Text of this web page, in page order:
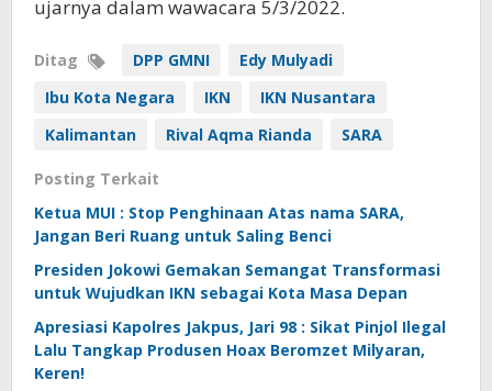
ujarnya dalam wawacara 5/3/2022.
Ditag DPP GMNI
Edy Mulyadi
Ibu Kota Negara
IKN
IKN Nusantara
Kalimantan
Rival Aqma Rianda SARA
Posting Terkait
Ketua MUI : Stop Penghinaan Atas nama SARA,
Jangan Beri Ruang untuk Saling Benci
Presiden Jokowi Gemakan Semangat Transformasi
untuk Wujudkan IKN sebagai Kota Masa Depan
Apresiasi Kapolres Jakpus, Jari 98 : Sikat Pinjol Ilegal
Lalu Tangkap Produsen Hoax Beromzet Milyaran,
Keren!